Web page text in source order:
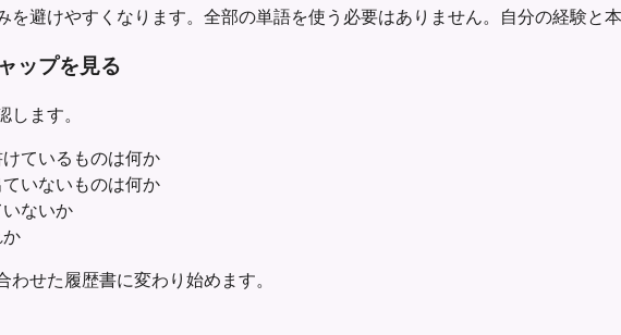
を避けやすくなります。全部の単語を使う必要はありません。自分の経験と
ップを見る
します。
ているものは何か
いないものは何か
ないか
か
せた履歴書に変わり始めます。